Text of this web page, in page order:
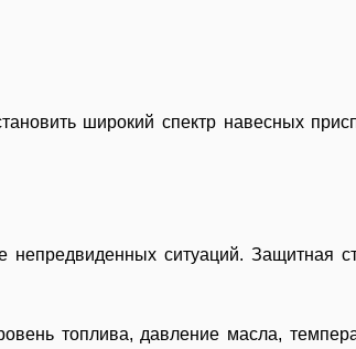
широкий спектр навесных
ситуаций. Защитная
топлива, давление масла,